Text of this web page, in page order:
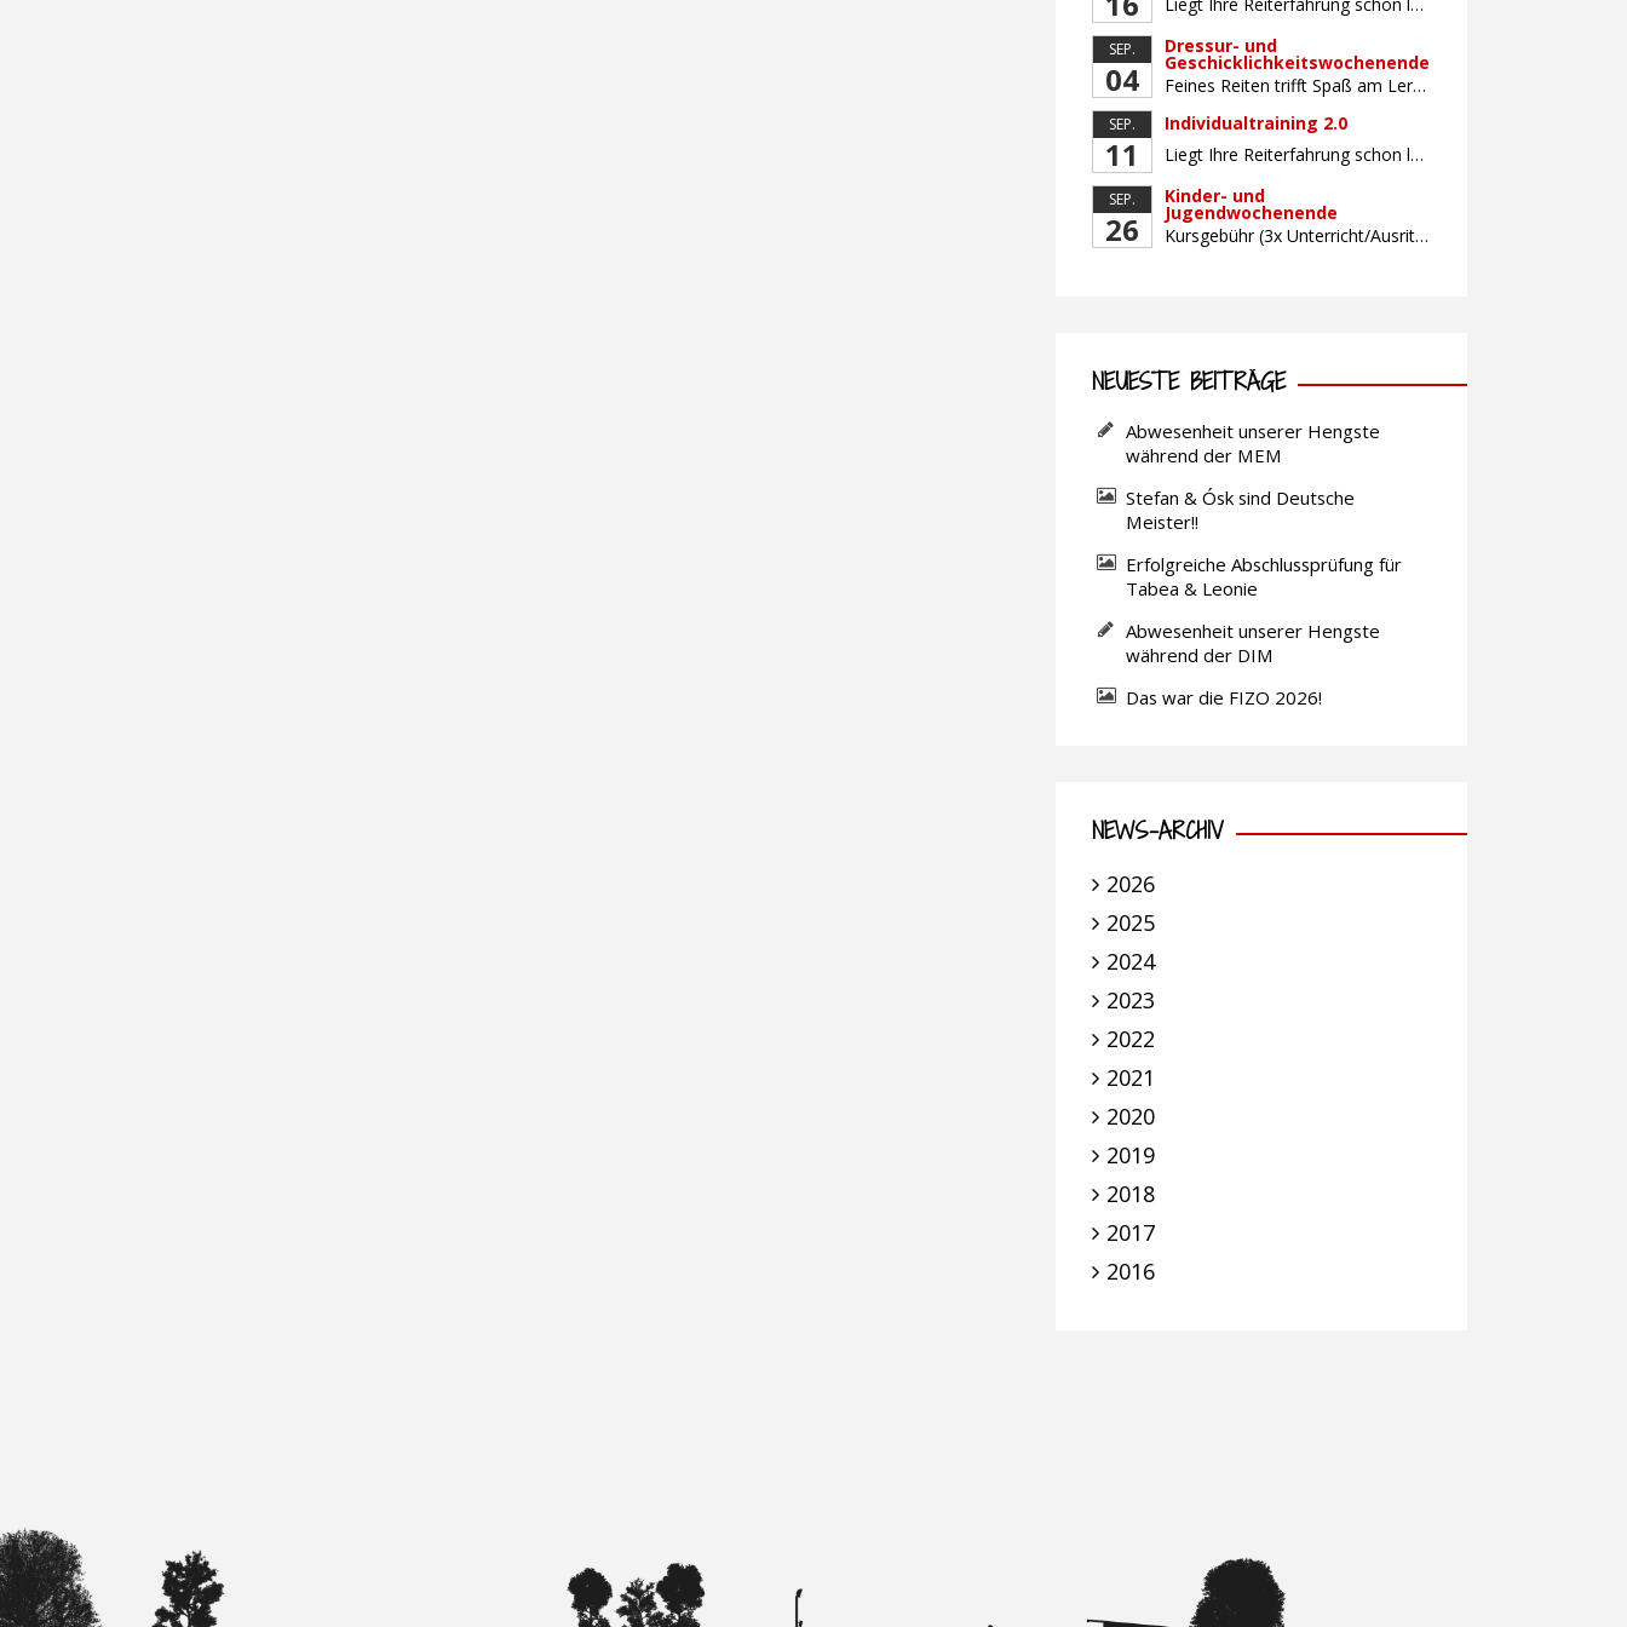
SEP.
04
Dressur- und
Geschicklichkeitswochenende
Feines Reiten trifft Spaß am Lernen! Für gutes und feines Dressurreiten ist das Zusammenwirken der Hilfen unerlässlich. Lernen Sie, die reiterlichen Hilfen bewusst, koordiniert und fein aufeinander abgestimmt mit Hilfe von zielbringenden Geschicklichkeitsaufgaben einzusetzen. Gemeinsam arbeiten wir daran, wie Sie mit minimalen, aber klaren Signalen maximale Wirkung erreichen – für ein zufriedenes, losgelassenes Pferd und […]
SEP.
11
Individualtraining 2.0
Liegt Ihre Reiterfahrung schon länger zurück oder fühlen Sie sich noch nicht richtig fit? Oder sind Sie bereits ein sicherer Reiter und freuen sich auf weiterführenden Unterricht? Training für Reiter:innen mit unterschiedlicher Reiterfahrung, auf die Wünsche und Kenntnisse des Einzelnen abgestimmt. Ein abwechslungsreiches Programm mit individuellem Reitunterricht und für Fortgeschrittene auch mit Gangtraining findet in […]
SEP.
26
Kinder- und
Jugendwochenende
Kursgebühr (3x Unterricht/Ausritt, Betreuung) Leihpferd
NEUESTE BEITRÄGE
Abwesenheit unserer Hengste
während der MEM
Stefan & Ósk sind Deutsche
Meister!!
Erfolgreiche Abschlussprüfung für
Tabea & Leonie
Abwesenheit unserer Hengste
während der DIM
Das war die FIZO 2026!
NEWS-ARCHIV
2026
2025
2024
2023
2022
2021
2020
2019
2018
2017
2016